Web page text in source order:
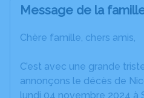
Message de la
Chère famille, chers amis,
C’est avec une grande
annonçons le décès de
lundi 04 novembre 2024 à